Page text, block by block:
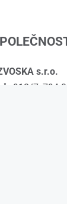
s.r.o.
918/7, 794